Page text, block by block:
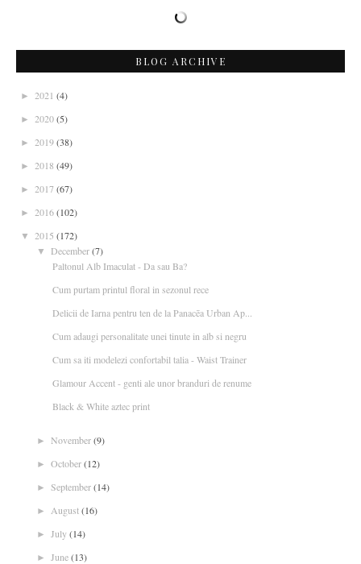
BLOG ARCHIVE
► 2021 (4)
► 2020(5)
► 2019(38)
► 2018 (49)
► 2017 (67)
► 2016(102)
▼ 2015 (172)
▼ December(7)
Paltonul Alb Imaculat - Da sau Ba?
Cum purtam printul floral in sezonul rece
Delicii de Iarna pentru ten de la Panacēa Urban Ap...
Cum adaugi personalitate unei tinute in alb si negru
Cum sa iti modelezi confortabil talia - Waist Trainer
Glamour Accent - genti ale unor branduri de renume
Black & White aztec print
► November(9)
► October(12)
► September(14)
► August(16)
► July(14)
► June(13)